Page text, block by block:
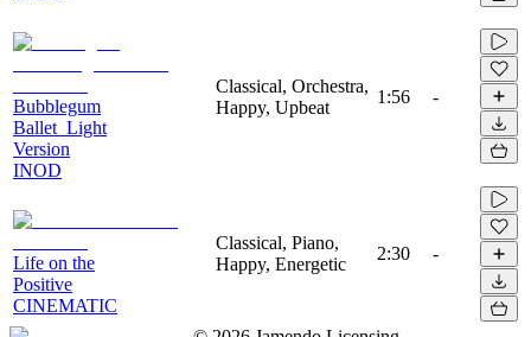
Bubblegum
Ballet_Light
Version
INOD
Classical, Orchestra,
Happy, Upbeat
1:56 -
Life on the
Positive
CINEMATIC
Classical, Piano,
Happy, Energetic
2:30 -